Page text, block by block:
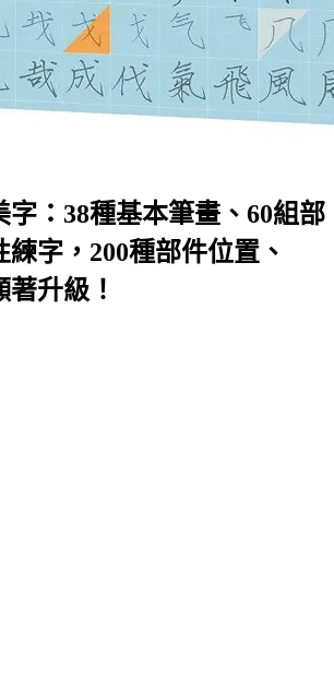
字：38種基本筆畫、60組部
字，200種部件位置、
著升級！